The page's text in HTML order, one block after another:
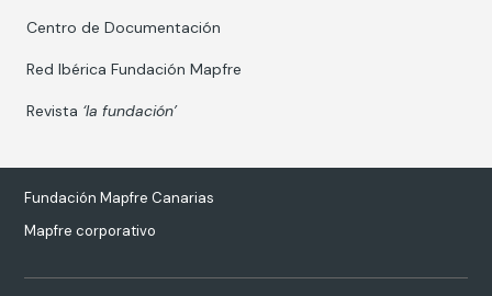
Centro de Documentación
Red Ibérica Fundación Mapfre
Revista ‘la fundación’
Fundación Mapfre Canarias
Mapfre corporativo